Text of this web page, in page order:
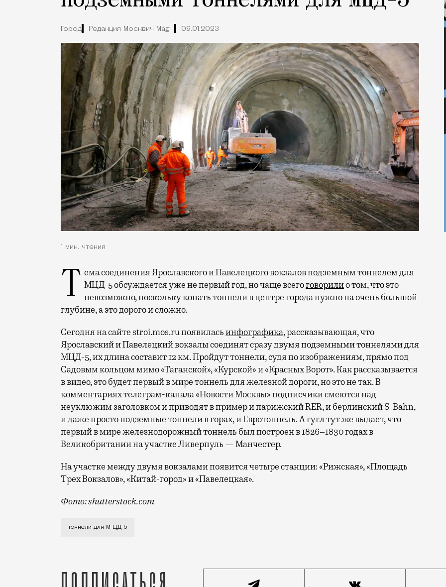
Город Редакция Москвич Mag 09.01.2023
1 мин. чтения
Тема соединения Ярославского и Павелецкого вокзалов подземным тоннелем для МЦД-5 обсуждается уже не первый год, но чаще всегоговорилио том, что это
невозможно, поскольку копать тоннели в центре города нужно на очень большой
глубине, а это дорого и сложно.
Сегодня на сайте stroi.mos.ru появиласьинфографика, рассказывающая, что
Ярославский и Павелецкий вокзалы соединят сразу двумя подземными тоннелями для
МЦД-5, их длина составит 12 км. Пройдут тоннели, судя по изображениям, прямо под
Садовым кольцом мимо «Таганской», «Курской» и «Красных Ворот». Как рассказывается
в видео, это будет первый в мире тоннель для железной дороги, но это не так. В
комментариях телеграм-канала «Новости Москвы» подписчики смеются над
неуклюжим заголовком и приводят в пример и парижский RER, и берлинский S-Bahn,
и даже просто подземные тоннели в горах, и Евротоннель. А гугл тут же выдает, что
первый в мире железнодорожный тоннель был построен в 1826–1830 годах в
Великобритании на участке Ливерпуль — Манчестер.
На участке между двумя вокзалами появится четыре станции: «Рижская», «Площадь
Трех Вокзалов», «Китай-город» и «Павелецкая».
Фото: shutterstock.com
Тема соединения Ярославского и Павелецкого вокзалов подземным тоннелем для МЦД-5
тоннели для М ЦД-5